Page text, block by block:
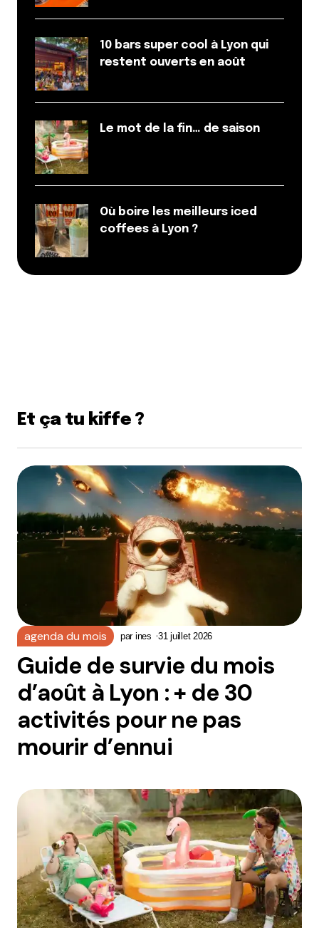
10 bars super cool à Lyon qui
restent ouverts en août
Le mot de la fin… de saison
Où boire les meilleurs iced
coffees à Lyon ?
Et ça tu kiffe ?
agenda du mois par ines 31 juillet 2026
Guide de survie du mois
d’août à Lyon : + de 30
activités pour ne pas
mourir d’ennui